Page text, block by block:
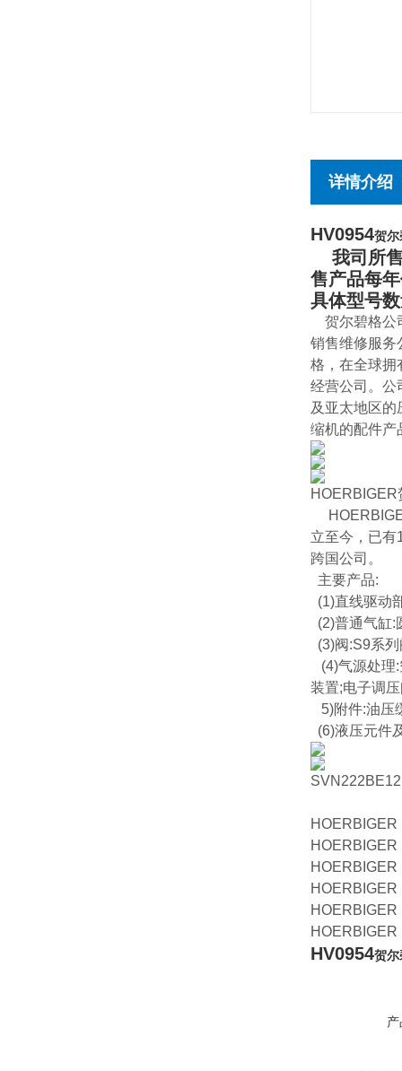
详情介绍
HV0954贺
我司所售
售产品每
具体型号
贺尔碧格公
销售维修服
格，在全球拥
经营公司。
及亚太地区
缩机的配件产
立至今，已有
跨国公司。
主要产品:
(1)直线驱动
(2)普通气缸:
(3)阀:S9系
(4)气源处理:
装置;电子调
5)附件:油压
(6)液压元件
HV0954贺